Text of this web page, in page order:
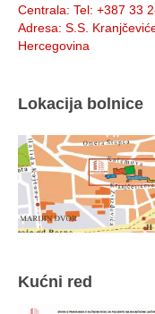
Centrala: Tel: +387 33
Adresa: S.S.
Hercegovina
Lokacija bolnice
Kućni red